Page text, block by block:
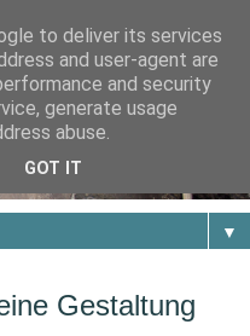
▼
Gestaltung
to deliver its services
and user-agent are
and security
generate usage
abuse.
GOT IT